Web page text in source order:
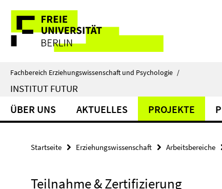
direkt
Inhalt
Service-
Navigation
Fachbereich Erziehungswissenschaft und Psychologie /
INSTITUT FUTUR
ÜBER UNS AKTUELLES PROJEKTE
Startseite Erziehungswissenschaft Arbeitsbereiche
Teilnahme & Zertifizierung